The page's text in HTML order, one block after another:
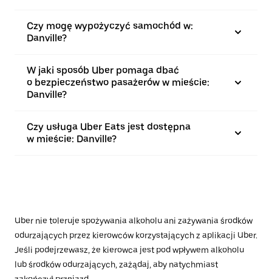
Czy mogę wypożyczyć samochód w:
Danville?
W jaki sposób Uber pomaga dbać
o bezpieczeństwo pasażerów w mieście:
Danville?
Czy usługa Uber Eats jest dostępna
w mieście: Danville?
Uber nie toleruje spożywania alkoholu ani zażywania środków
odurzających przez kierowców korzystających z aplikacji Uber.
Jeśli podejrzewasz, że kierowca jest pod wpływem alkoholu
lub środków odurzających, zażądaj, aby natychmiast